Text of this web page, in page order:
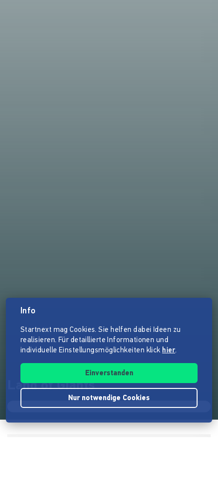
Land of Giants
Info
Startnext mag Cookies. Sie helfen dabei Ideen zu
realisieren. Für detaillierte Informationen und
individuelle Einstellungsmöglichkeiten klick hier.
Einverstanden
Nur notwendige Cookies